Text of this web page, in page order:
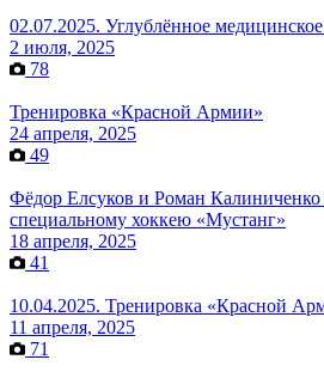
02.07.2025. Углублённое
2 июля, 2025
78
Тренировка «Красной Армии»
24 апреля, 2025
49
Фёдор Елсуков и Роман Калиниченко
специальному хоккею «Мустанг»
18 апреля, 2025
41
10.04.2025. Тренировка «Красной
11 апреля, 2025
71